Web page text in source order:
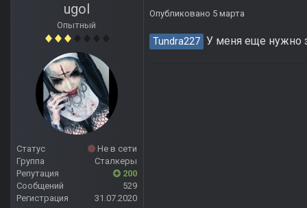
ugol
Опытный
Статус
Не в сети
Группа
Сталкеры
Репутация
200
Сообщений
529
Регистрация
31.07.2020
Опубликовано 5 марта
Tundra227 У меня еще нужно